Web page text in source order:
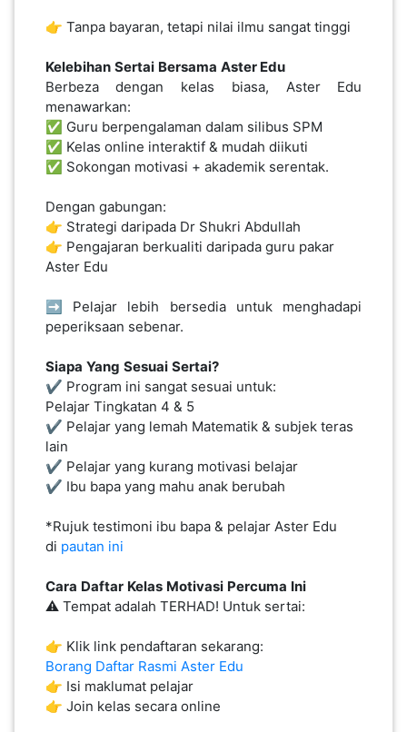
👉 Tanpa bayaran, tetapi nilai ilmu sangat tinggi
Kelebihan Sertai Bersama Aster Edu
Berbeza dengan kelas biasa, Aster Edu
menawarkan:
✅ Guru berpengalaman dalam silibus SPM
✅ Kelas online interaktif & mudah diikuti
✅ Sokongan motivasi + akademik serentak.
Dengan gabungan:
👉 Strategi daripada Dr Shukri Abdullah
👉 Pengajaran berkualiti daripada guru pakar
Aster Edu
➡️ Pelajar lebih bersedia untuk menghadapi
peperiksaan sebenar.
Siapa Yang Sesuai Sertai?
✔️ Program ini sangat sesuai untuk:
Pelajar Tingkatan 4 & 5
✔️ Pelajar yang lemah Matematik & subjek teras
lain
✔️ Pelajar yang kurang motivasi belajar
✔️ Ibu bapa yang mahu anak berubah
*Rujuk testimoni ibu bapa & pelajar Aster Edu
di pautan ini
Cara Daftar Kelas Motivasi Percuma Ini
⚠️ Tempat adalah TERHAD! Untuk sertai:
👉 Klik link pendaftaran sekarang:
Borang Daftar Rasmi Aster Edu
👉 Isi maklumat pelajar
👉 Join kelas secara online
SINGAPORE(0)
BRUNEI(0)